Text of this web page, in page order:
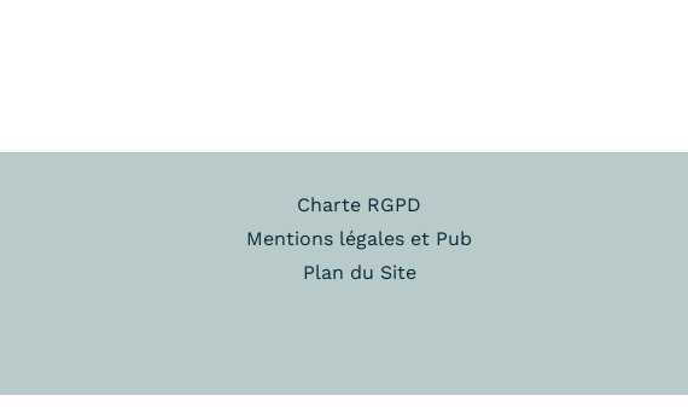
Charte RGPD
Mentions légales et Pub
Plan du Site